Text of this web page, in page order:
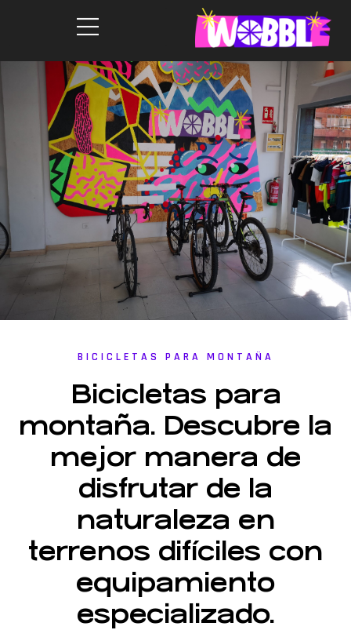
BICICLETAS PARA MONTAÑA
Bicicletas para
montaña. Descubre la
mejor manera de
disfrutar de la
naturaleza en
terrenos difíciles con
equipamiento
especializado.